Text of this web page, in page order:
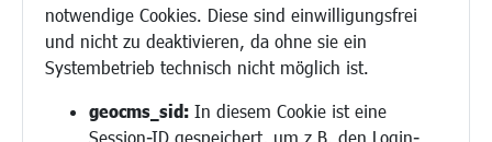
notwendige Cookies. Diese sind einwilligungsfrei
und nicht zu deaktivieren, da ohne sie ein
Systembetrieb technisch nicht möglich ist.
geocms_sid: In diesem Cookie ist eine
Session-ID gespeichert, um z.B. den Login-
Ukrainehilfe
Hilfe für Geflüchtete
Religion